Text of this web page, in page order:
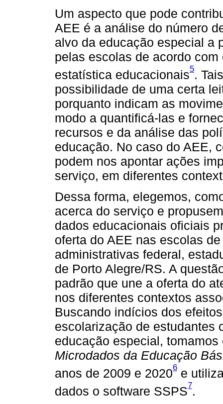
Um aspecto que pode
AEE é a análise do número
alvo da educação especial a
pelas escolas de acordo
estatística educacionais5.
possibilidade de uma certa
porquanto indicam as
modo a quantificá-las e
recursos e da análise das
educação. No caso do AEE,
podem nos apontar ações
serviço, em diferentes
Dessa forma, elegemos,
acerca do serviço e
dados educacionais oficiais
oferta do AEE nas escolas
administrativas federal,
de Porto Alegre/RS. A
padrão que une a oferta do
nos diferentes contextos
Buscando indícios dos
escolarização de estudantes
educação especial,
Microdados da Educação
anos de 2009 e 20206 e
dados o software SSPS7.